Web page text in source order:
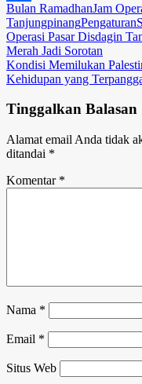
Link
Share
Bulan RamadhanJam
TanjungpinangPengaturan
Navigasi
pos
Operasi Pasar Disdagin
Merah Jadi Sorotan
Kondisi Memilukan
Kehidupan yang
Tinggalkan Balasan
Alamat email Anda tidak
ditandai *
Komentar *
Nama *
Email *
Situs Web